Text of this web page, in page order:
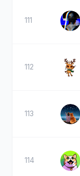
111
112
113
114